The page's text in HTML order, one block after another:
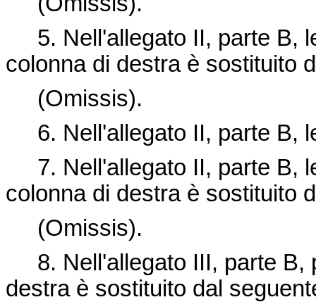
5. Nell'allegato II, parte B,
colonna di destra è sostituito
(Omissis).
6. Nell'allegato II, parte B,
7. Nell'allegato II, parte B,
colonna di destra è sostituito
(Omissis).
8. Nell'allegato III, parte B,
destra è sostituito dal